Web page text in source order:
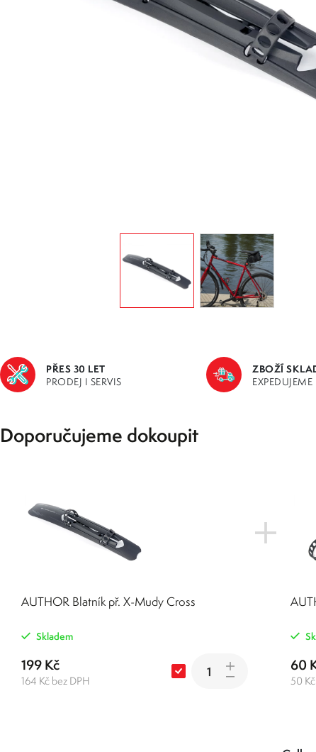
PŘES 30 LET
PRODEJ I SERVIS
ZBOŽÍ
Doporučujeme dokoupit
AUTHOR Blatník př. X-Mudy Cross
Skladem
199 Kč
164 Kč bez DPH
60
50